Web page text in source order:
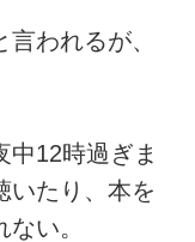
われるが、
12時過ぎま
いたり、本を
い。